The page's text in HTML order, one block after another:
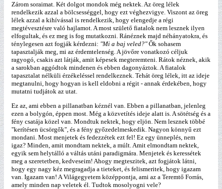
Zárom soraimat. Két dolgot mondok még nektek. Az öreg lélek
rendelkezik azzal a bölcsességgel, hogy ezt véghezvigye. Viszont az öreg
lélek azzal a kihívással is rendelkezik, hogy elengedje a régi
megtévesztésre való hajlamot. A most születő fiatalok nem lesznek ilyen
elfogultak, és ez meg is fog mutatkozni. Ránéznek majd néhányatokra, és
ténylegesen azt fogják kérdezni: "Mi a baj veled?"Ők sohasem
tapasztalják meg, mi az érdemtelenség. A jövőre vonatkozó céljuk
ragyogó, csakis azt látják, amit képesek megteremteni. Rátok néznek, akik
a sarokban aggódtok mindenen és ebben dagonyáztok. A fiatalok
tapasztalat nélküli érzékeléssel rendelkeznek. Tehát öreg lélek, itt az ideje
megtanulni, hogy hogyan is kell eldobni a régit - annak érdekében, hogy
mutatni tudjátok az utat.
Ez az, ami ebben a pillanatban kéznél van. Ebben a pillanatban, jelenleg
ezen a bolygón, éppen most. Még a közvetítés ideje alatt is. A sötétség és a
fény csatája közel van. Mondtuk nektek, hogy eljön. Nem lesznek többé
"kerítésen ücsörgők", és a fény győzedelmeskedik. Nagyon könnyű ezt
mondani. Most menjetek és fedezzétek ezt fel! Ez egy ünneplés, nem
igaz? Minden, amit mondtam nektek, a múlt. Amit elmondtam nektek,
egyik sem helytálló a váltás utáni paradigmára. Menjetek és keressétek
meg a szeretetben, kedveseim! Ahogy megteszitek, azt fogjátok látni,
hogy egy nagy kéz megragadja a tieteket, és felismeritek, hogy igazam
van. Igazam van! A Világegyetem középpontja, ami az a Teremtő Forrás,
amely minden nap veletek él. Tudtok mosolyogni vele?